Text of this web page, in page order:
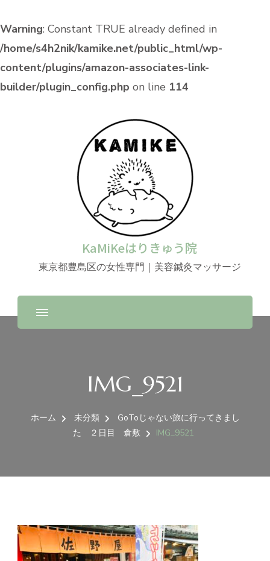
Warning: Constant TRUE already defined in
/home/s4h2nik/kamike.net/public_html/wp-
content/plugins/amazon-associates-link-
builder/plugin_config.php on line 114
KaMiKeはりきゅう院
東京都豊島区の女性専門｜美容鍼灸マッサージ
IMG_9521
ホーム 未分類
GoToじゃない旅に行ってきまし
た ２日目 倉敷
IMG_9521